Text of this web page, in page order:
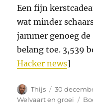
Een fijn
wat minder
jammer genoeg
belang toe. 3,539
Hacker news]
Auteur
Thijs
Geplaatst
op
30
Welvaart en groei